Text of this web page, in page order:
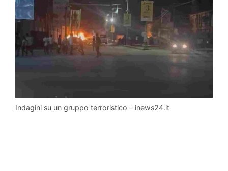
Indagini su un gruppo terroristico – inews24.it